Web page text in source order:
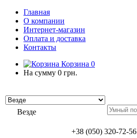
Главная
О компании
Интернет-магазин
Оплата и доставка
Контакты
Корзина 0
На сумму 0 грн.
Везде
+38 (050) 320-72-56